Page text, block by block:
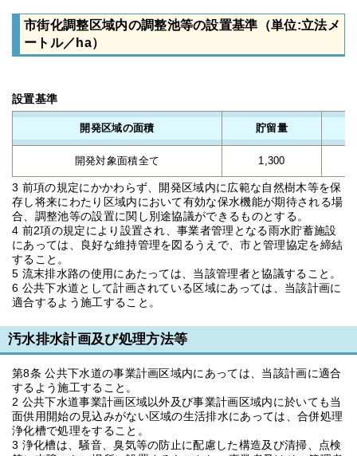
市街化調整区域内の調整池等の設置基準（単位:立法メ
ートル／ha）
設置基準
開発区域の面積 貯留量
開発対象面積全て 1,300
3 前項の規定にかかわらず、開発区域内に広範な自然樹木等を保
存し将来にわたり区域内において有効な保水機能が期待される場
合、調整池等の設置に関し別途協議ができるものとする。
4 前2項の規定により設置され、事業者管理となる雨水貯蓄施設
にあっては、良好な維持管理を図るうえで、市と管理協定を締結
すること。
5 流末排水路の使用にあたっては、当該管理者と協議すること。
6 公共下水道として計画されている区域にあっては、当該計画に
適合するよう施工すること。
汚水排水計画及び処理方法等
第8条 公共下水道の事業計画区域内にあっては、当該計画に適合
するよう施工すること。
2 公共下水道事業計画区域以外及び事業計画区域内に於いても当
面供用開始の見込みがない区域の生活排水にあっては、合併処理
浄化槽で処理をすること。
3 浄化槽は、騒音、臭気等の防止に配慮した構造及び清掃、点検